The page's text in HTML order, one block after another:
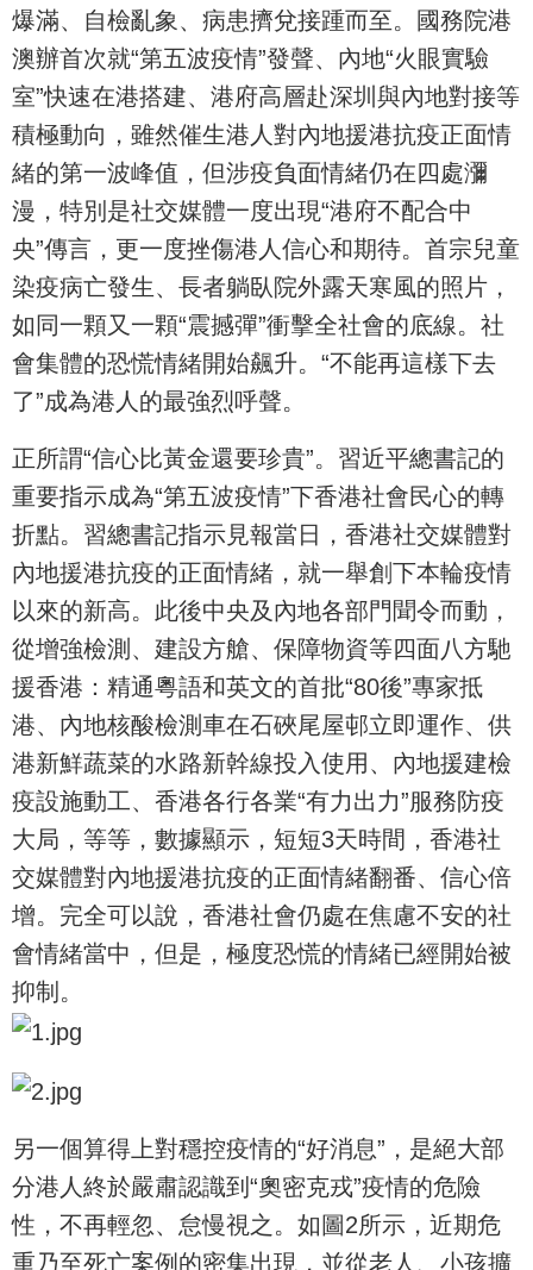
爆滿、自檢亂象、病患擠兌接踵而至。國務院港
澳辦首次就“第五波疫情”發聲、內地“火眼實驗
室”快速在港搭建、港府高層赴深圳與內地對接等
積極動向，雖然催生港人對內地援港抗疫正面情
緒的第一波峰值，但涉疫負面情緒仍在四處瀰
漫，特別是社交媒體一度出現“港府不配合中
央”傳言，更一度挫傷港人信心和期待。首宗兒童
染疫病亡發生、長者躺臥院外露天寒風的照片，
如同一顆又一顆“震撼彈”衝擊全社會的底線。社
會集體的恐慌情緒開始飆升。“不能再這樣下去
了”成為港人的最強烈呼聲。
正所謂“信心比黃金還要珍貴”。習近平總書記的
重要指示成為“第五波疫情”下香港社會民心的轉
折點。習總書記指示見報當日，香港社交媒體對
內地援港抗疫的正面情緒，就一舉創下本輪疫情
以來的新高。此後中央及內地各部門聞令而動，
從增強檢測、建設方艙、保障物資等四面八方馳
援香港：精通粵語和英文的首批“80後”專家抵
港、內地核酸檢測車在石硤尾屋邨立即運作、供
港新鮮蔬菜的水路新幹線投入使用、內地援建檢
疫設施動工、香港各行各業“有力出力”服務防疫
大局，等等，數據顯示，短短3天時間，香港社
交媒體對內地援港抗疫的正面情緒翻番、信心倍
增。完全可以說，香港社會仍處在焦慮不安的社
會情緒當中，但是，極度恐慌的情緒已經開始被
抑制。
另一個算得上對穩控疫情的“好消息”，是絕大部
分港人終於嚴肅認識到“奧密克戎”疫情的危險
性，不再輕忽、怠慢視之。如圖2所示，近期危
重乃至死亡案例的密集出現，並從老人、小孩擴